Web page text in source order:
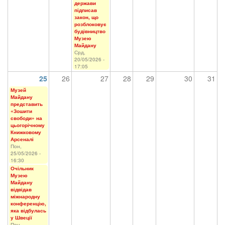
держави
підписав
закон, що
розблоковує
будівництво
Музею
Майдану
Срд,
20/05/2026 -
17:05
25 26 27 28 29 30 31
Музей
Майдану
представить
«Зошити
свободи» на
цьогорічному
Книжковому
Арсеналі
Пон,
25/05/2026 -
16:30
Очільник
Музею
Майдану
відвідав
міжнародну
конференцію,
яка відбулась
у Швеції